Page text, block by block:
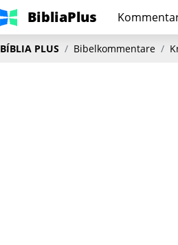
BibliaPlus
BÍBLIA PLUS Bibelkommentare